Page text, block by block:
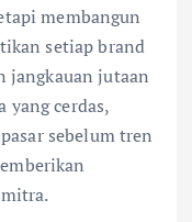
membangun
setiap brand
jutaan
yang cerdas,
sebelum tren